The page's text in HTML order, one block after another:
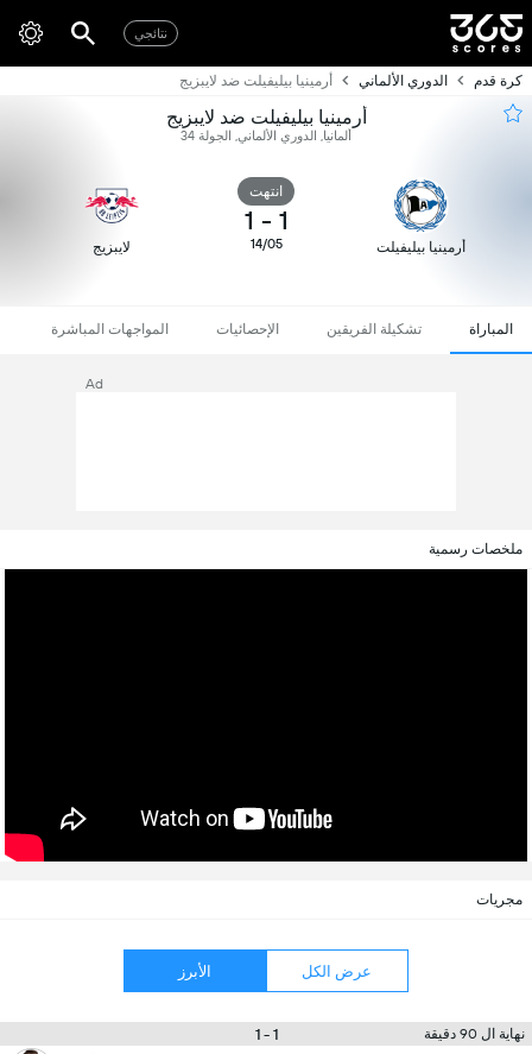
نتائجي
كرة قدم الدوري الألماني أرمينيا بيليفيلت ضد لايبزيج
أرمينيا بيليفيلت ضد لايبزيج
ألمانيا, الدوري الألماني, الجولة 34
أرمينيا بيليفيلت
انتهت
1
-
1
14/05 لايبزيج
المباراة تشكيلة الفريقين الإحصائيات المواجهات المباشرة
Ad
ملخصات رسمية
مجريات
عرض الكل الأبرز
نهاية ال 90 دقيقة 1 - 1